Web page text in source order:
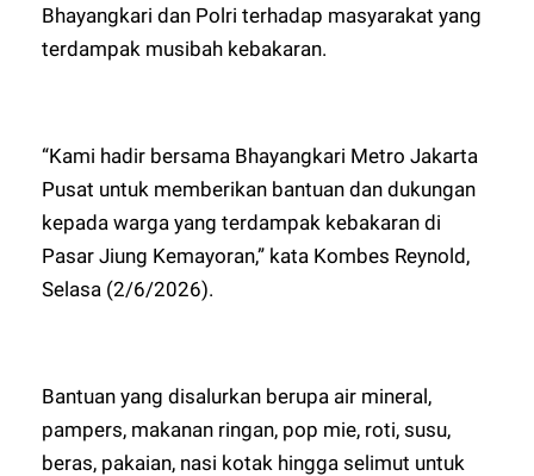
Bhayangkari dan Polri terhadap masyarakat yang
terdampak musibah kebakaran.
“Kami hadir bersama Bhayangkari Metro Jakarta
Pusat untuk memberikan bantuan dan dukungan
kepada warga yang terdampak kebakaran di
Pasar Jiung Kemayoran,” kata Kombes Reynold,
Selasa (2/6/2026).
Bantuan yang disalurkan berupa air mineral,
pampers, makanan ringan, pop mie, roti, susu,
beras, pakaian, nasi kotak hingga selimut untuk